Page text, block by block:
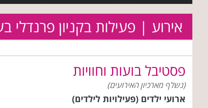
אירוע | פעילות בקניון פרנדלי
פסטיבל בועות וחוויות
(נשלף מארכיון האירועים)
ארועי ילדים (פעילויות לילדים)